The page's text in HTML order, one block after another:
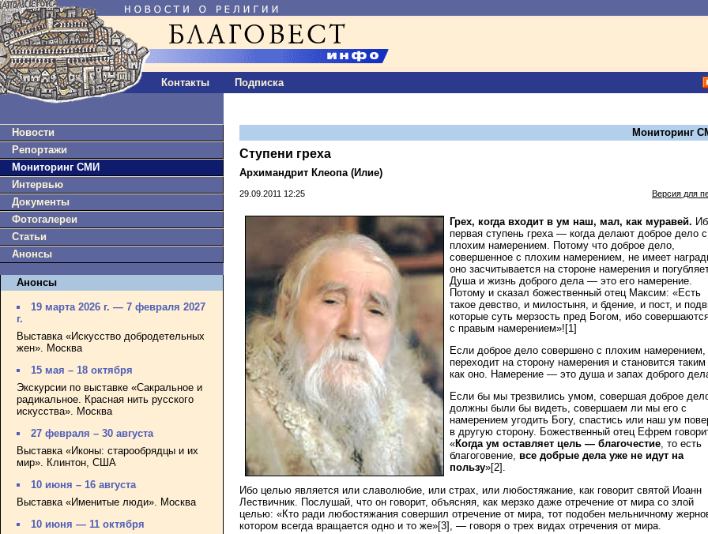
Контакты Подписка
Новости
Репортажи
Мониторинг СМИ
Интервью
Документы
Фотогалереи
Статьи
Анонсы
Анонсы
19 марта 2026 г. — 7 февраля 2027
г.
Выставка «Искусство добродетельных
жен». Москва
15 мая – 18 октября
Экскурсии по выставке «Сакральное и
радикальное. Красная нить русского
искусства». Москва
27 февраля – 30 августа
Выставка «Иконы: старообрядцы и их
мир». Клинтон, США
10 июня – 16 августа
Выставка «Именитые люди». Москва
10 июня — 11 октября
Мониторинг
Ступени греха
Архимандрит Клеопа (Илие)
29.09.2011 12:25 Версия для
Грех, когда входит в ум наш, мал, как муравей.
первая ступень греха — когда делают доброе дело с
плохим намерением. Потому что доброе дело,
совершенное с плохим намерением, не имеет
оно засчитывается на стороне намерения и
Душа и жизнь доброго дела — это его намерение.
Потому и сказал божественный отец Максим: «Есть
такое девство, и милостыня, и бдение, и пост, и
которые суть мерзость пред Богом, ибо
с правым намерением»![1]
Если доброе дело совершено с плохим намерением,
переходит на сторону намерения и становится таким
как оно. Намерение — это душа и запах доброго
Если бы мы трезвились умом, совершая доброе
должны были бы видеть, совершаем ли мы его с
намерением угодить Богу, спастись или наш ум
в другую сторону. Божественный отец Ефрем
«Когда ум оставляет цель — благочестие, то есть
благоговение, все добрые дела уже не идут на
пользу»[2].
Ибо целью является или славолюбие, или страх, или любостяжание, как говорит святой Иоанн
Лествичник. Послушай, что он говорит, объясняя, как мерзко даже отречение от мира со злой
целью: «Кто ради любостяжания совершил отречение от мира, тот подобен мельничному
котором всегда вращается одно и то же»[3], — говоря о трех видах отречения от мира.